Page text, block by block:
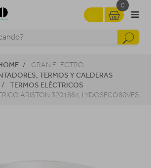
0
GRAN ELECTRO
TERMOS Y CALDERAS
TERMOS ELÉCTRICOS
ARISTON 3201864, LYDOSECO80VES